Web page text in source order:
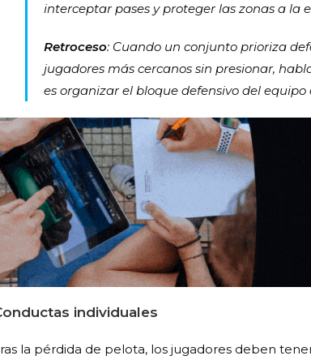
interceptar pases y proteger las zonas a la
Retroceso: Cuando un conjunto prioriza
jugadores más cercanos sin presionar,
es organizar el bloque defensivo del
individuales
la pérdida de pelota, los jugadores deben